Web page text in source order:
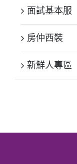
面試基本服
房仲西裝
新鮮人專區